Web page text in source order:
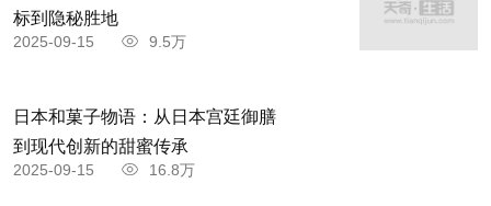
标到隐秘胜地
2025-09-15 9.5万
日本和菓子物语：从日本宫廷御膳
到现代创新的甜蜜传承
2025-09-15 16.8万